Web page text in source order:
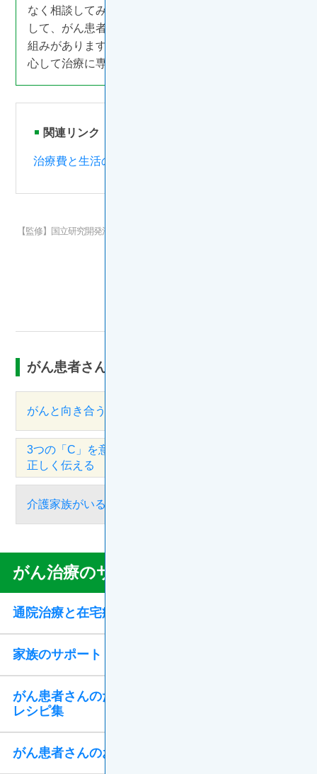
なく相談してみましょう。さまざまな専門家が連携
して、がん患者さんとご家族を地域全体で支える仕
組みがあります。こうした仕組みを知ることは、安
心して治療に専念できる環境づくりの第一歩です。
関連リンク
治療費と生活の支援制度
【監修】国立研究開発法人 国立がん研究センター東病院 サポーティブケア
がん患者さんのお悩み相談室：がんと家族
がんと向き合う家族の心得
3つの「C」を意識して、子どもにがんを
正しく伝える
介護家族がいる人のがん治療
Gan
Menu
がん治療のサポート
通院治療と在宅療養
家族のサポート
がん患者さんのための
レシピ集
がん患者さんのお悩み相談室